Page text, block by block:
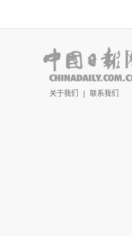
关于我们 | 联系我们